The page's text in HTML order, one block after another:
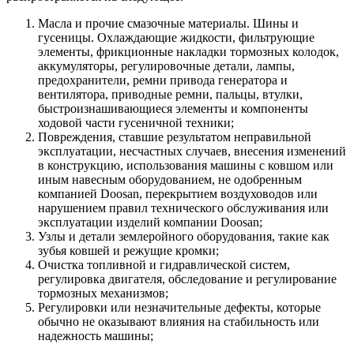
Масла и прочие смазочные материалы. Шины и
гусеницы. Охлаждающие жидкости, фильтрующие
элементы, фрикционные накладки тормозных колодок,
аккумуляторы, регулировочные детали, лампы,
предохранители, ремни привода генератора и
вентилятора, приводные ремни, пальцы, втулки,
быстроизнашивающиеся элементы и компоненты
ходовой части гусеничной техники;
Повреждения, ставшие результатом неправильной
эксплуатации, несчастных случаев, внесения изменений
в конструкцию, использования машины с ковшом или
иным навесным оборудованием, не одобренным
компанией Doosan, перекрытием воздуховодов или
нарушением правил технического обслуживания или
эксплуатации изделий компании Doosan;
Узлы и детали землеройного оборудования, такие как
зубья ковшей и режущие кромки;
Очистка топливной и гидравлической систем,
регулировка двигателя, обследование и регулирование
тормозных механизмов;
Регулировки или незначительные дефекты, которые
обычно не оказывают влияния на стабильность или
надежность машины;